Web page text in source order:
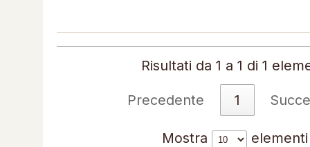
Risultati da 1 a 1 di 1
Precedente 1
Mostra elementi